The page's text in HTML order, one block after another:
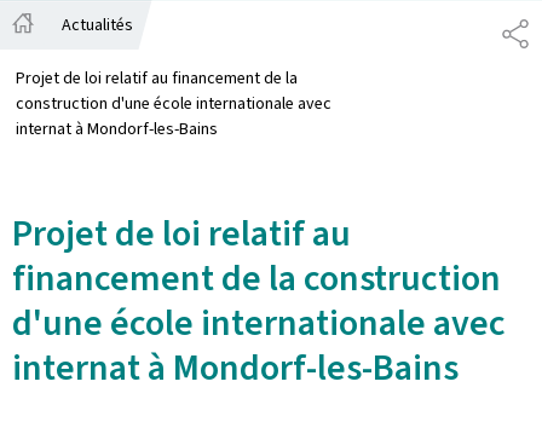
Actualités
Projet de loi relatif au financement de la
construction d'une école internationale avec
internat à Mondorf-les-Bains
Projet de loi relatif au
financement de la construction
d'une école internationale avec
internat à Mondorf-les-Bains